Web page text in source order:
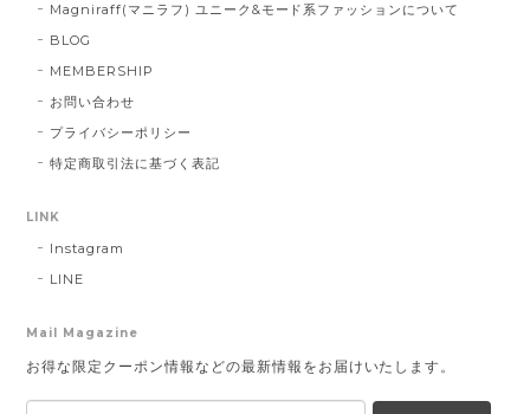
Magniraff(マニラフ) ユニーク&モード系ファッションについて
BLOG
MEMBERSHIP
お問い合わせ
プライバシーポリシー
特定商取引法に基づく表記
LINK
Instagram
LINE
Mail Magazine
お得な限定クーポン情報などの最新情報をお届けいたします。